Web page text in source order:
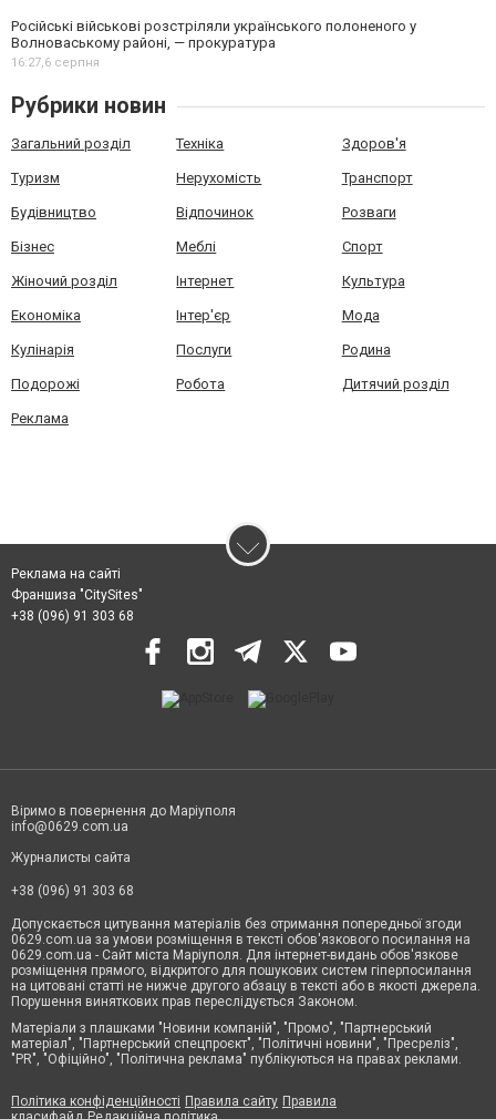
Російські військові розстріляли українського полоненого у
Волноваському районі, — прокуратура
16:27,6 серпня
Рубрики новин
Загальний розділ Техніка Здоров'я
Туризм Нерухомість Транспорт
Будівництво Відпочинок Розваги
Бізнес Меблі Спорт
Жіночий розділ Інтернет Культура
Економіка Інтер'єр Мода
Кулінарія Послуги Родина
Подорожі Робота Дитячий розділ
Реклама
Реклама на сайті
Франшиза "CitySites"
+38 (096) 91 303 68
Віримо в повернення до Маріуполя
info@0629.com.ua
Журналисты сайта
+38 (096) 91 303 68
Допускається цитування матеріалів без отримання попередньої згоди
0629.com.ua за умови розміщення в тексті обов'язкового посилання на
0629.com.ua - Сайт міста Маріуполя. Для інтернет-видань обов'язкове
розміщення прямого, відкритого для пошукових систем гіперпосилання
на цитовані статті не нижче другого абзацу в тексті або в якості джерела.
Порушення виняткових прав переслідується Законом.
Матеріали з плашками "Новини компаній", "Промо", "Партнерський
матеріал", "Партнерський спецпроєкт", "Політичні новини", "Пресреліз",
"PR", "Офіційно", "Політична реклама" публікуються на правах реклами.
Політика конфіденційності Правила сайту Правила